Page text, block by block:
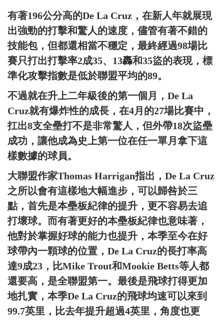
有著196公分高的De La Cruz，在新人年就展現
出強勁的打擊和驚人的速度，儘管有著不錯的
技能包，但都還相當不穩定，最終經過98場比
賽只打出打擊率2成35、13轟和35盜的表現，標
準化攻擊指數是低於聯盟平均的89。
不過就在升上二年級後的第一個月，De La
Cruz就有爆炸性的成長，在4月的27場比賽中，
扛出8支全壘打不是非常驚人，但外帶18次盜壘
成功，讓他成為史上第一位在任一單月拿下這
樣數據的球員。
大聯盟作家Thomas Harrigan指出，De La Cruz
之所以會有這樣地大幅進步，可以歸咎於三
點，首先是本壘板紀律的提升，更不容易去追
打壞球。而有著更好的本壘板紀律也意味著，
他對於掌握好球的能力也提升，本季至今在好
球帶內一顆球的位置，De La Cruz的長打率高
達9成23，比Mike Trout和Mookie Betts等人都
還要高，是全聯盟第一。最後是飛球打得更加
地扎實，本季De La Cruz的飛球均速可以來到
99.7英里，比去年提升超過4英里，角度也更